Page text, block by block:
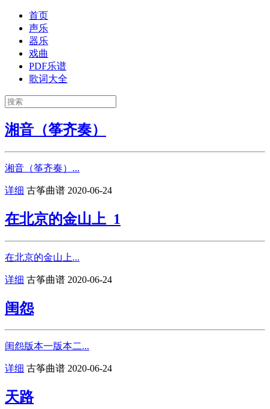
首页
声乐
器乐
戏曲
PDF乐谱
歌词大全
湘音（筝齐奏）
湘音（筝齐奏）...
详细 古筝曲谱 2020-06-24
在北京的金山上_1
在北京的金山上...
详细 古筝曲谱 2020-06-24
闺怨
闺怨版本一版本二...
详细 古筝曲谱 2020-06-24
天路